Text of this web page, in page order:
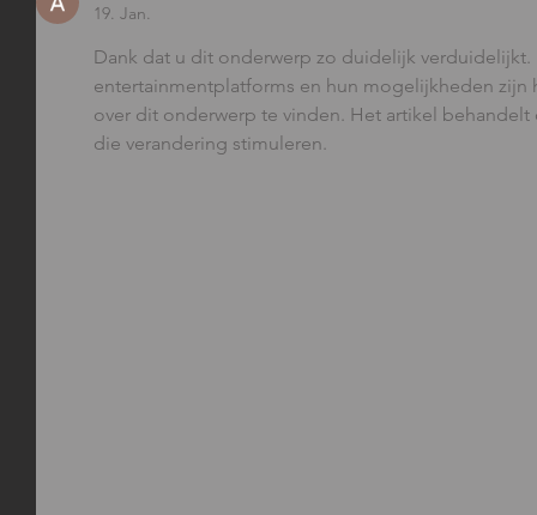
19. Jan.
Dank dat u dit onderwerp zo duidelijk
entertainmentplatforms en hun mogelijkheden
over dit onderwerp te vinden. Het artikel
die verandering stimuleren.